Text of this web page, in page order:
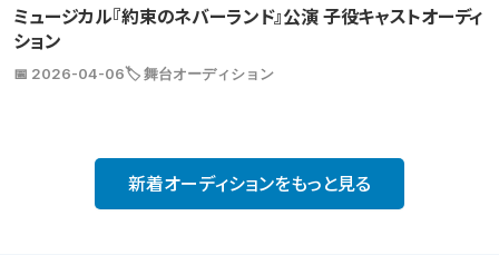
ミュージカル『約束のネバーランド』公演 子役キャストオーディ
ション
📅 2026-04-06🏷️ 舞台オーディション
新着オーディションをもっと見る